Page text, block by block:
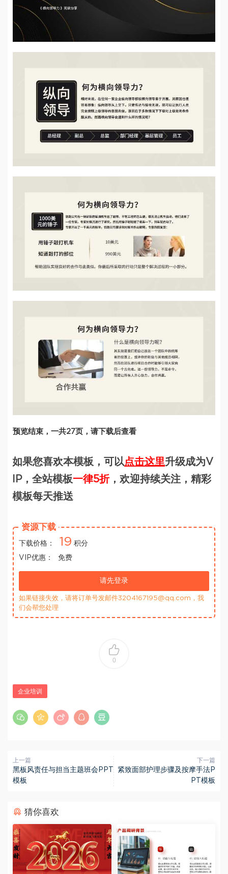
预览结束，一共27页，请下载后查看
如果您喜欢本模板，可以点击这里升级成为V
IP，全站模板一律5折，欢迎持续关注，精彩
模板每天推送
资源下载
下载价格： 19 积分
VIP优惠：
免费
请先登录
如果链接失效，请将订单号发邮件3204167195@qq.com，我
们会帮您处理
0
企业培训
上一篇
黑板风责任与担当主题班会PPT
模板
下一篇
紧致面部护理步骤及按摩手法P
PT模板
猜你喜欢